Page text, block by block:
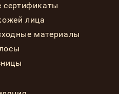
лица
материалы